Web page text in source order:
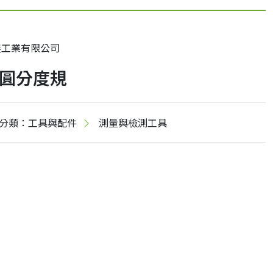
業有限公司
分度規
類：工具與配件 測量與檢測工具